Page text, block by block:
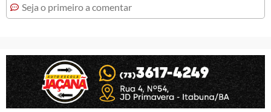
Seja o primeiro a comentar